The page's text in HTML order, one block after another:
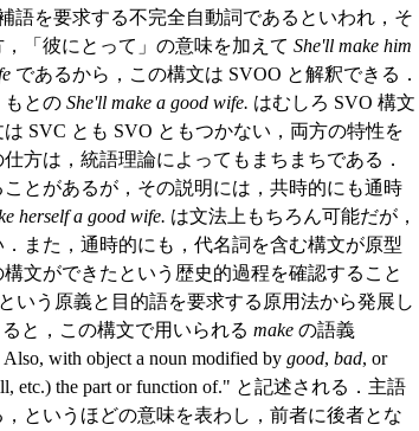
語を要求する不完全自動詞であるといわれ，そ
「彼にとって」の意味を加えて She'll make him
であるから，この構文は SVOO と解釈できる．
もとの She'll make a good wife. はむしろ SVO 構文
SVC とも SVO ともつかない，両方の特性を
方は，統語理論によってもまちまちである．
とがあるが，その説明には，共時的にも通時
herself a good wife. は文法上もちろん可能だが，
また，通時的にも，代名詞を含む構文が原型
文ができたという歴史的過程を確認すること
いう原義と目的語を要求する原用法から発展し
ると，この構文で用いられる make の語義
with object a noun modified by good, bad, or
etc.) the part or function of." と記述される．主語
というほどの意味を表わし，前者に後者とな